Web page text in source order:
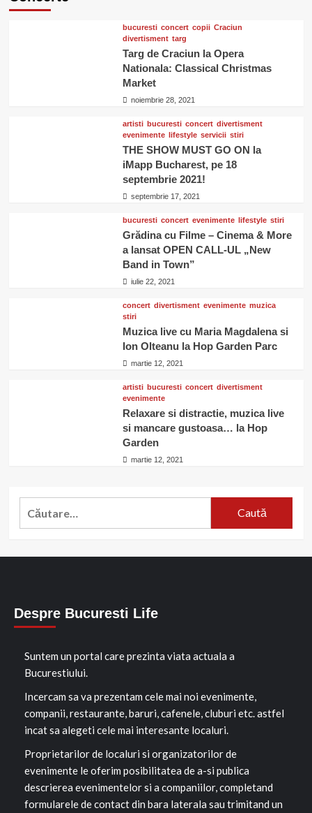
bucuresti concert copii Craciun
divertisment targ
Targ de Craciun la Opera
Nationala: Classical Christmas
Market
noiembrie 28, 2021
artisti bucuresti concert divertisment
evenimente lifestyle servicii stiri
THE SHOW MUST GO ON la
iMapp Bucharest, pe 18
septembrie 2021!
septembrie 17, 2021
bucuresti concert evenimente lifestyle stiri
Grădina cu Filme – Cinema & More
a lansat OPEN CALL-UL „New
Band in Town”
iulie 22, 2021
concert divertisment evenimente muzica
stiri
Muzica live cu Maria Magdalena si
Ion Olteanu la Hop Garden Parc
martie 12, 2021
artisti bucuresti concert divertisment
evenimente
Relaxare si distractie, muzica live
si mancare gustoasa… la Hop
Garden
martie 12, 2021
Despre Bucuresti Life
Suntem un portal care prezinta viata actuala a
Bucurestiului.
Incercam sa va prezentam cele mai noi evenimente,
companii, restaurante, baruri, cafenele, cluburi etc. astfel
incat sa alegeti cele mai interesante localuri.
Proprietarilor de localuri si organizatorilor de
evenimente le oferim posibilitatea de a-si publica
descrierea evenimentelor si a companiilor, completand
formularele de contact din bara laterala sau trimitand un